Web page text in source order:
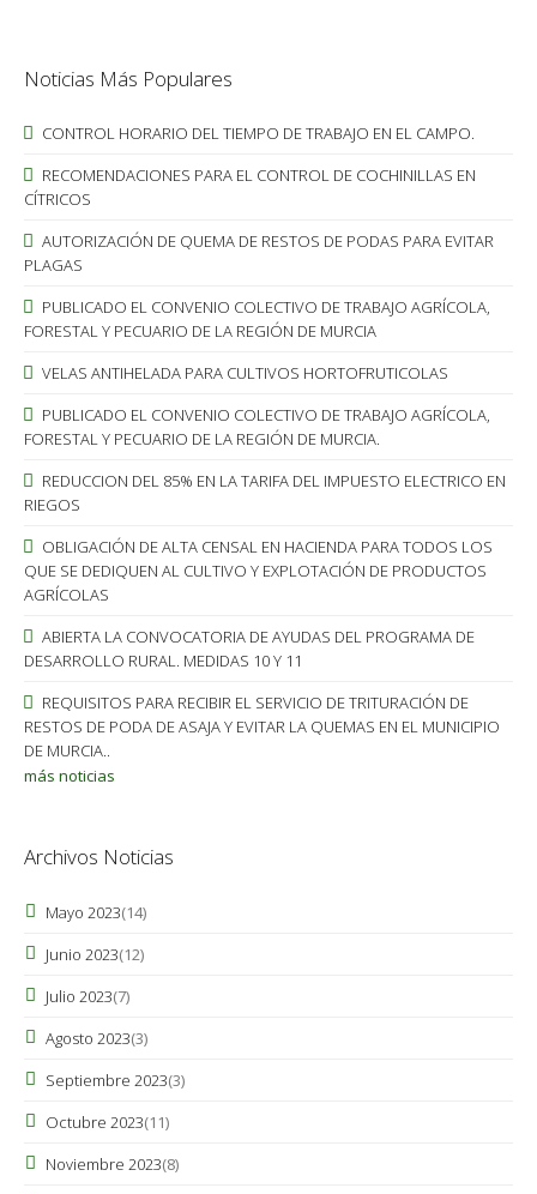
Noticias Más Populares
CONTROL HORARIO DEL TIEMPO DE TRABAJO EN EL CAMPO.
RECOMENDACIONES PARA EL CONTROL DE COCHINILLAS EN
CÍTRICOS
AUTORIZACIÓN DE QUEMA DE RESTOS DE PODAS PARA EVITAR
PLAGAS
PUBLICADO EL CONVENIO COLECTIVO DE TRABAJO AGRÍCOLA,
FORESTAL Y PECUARIO DE LA REGIÓN DE MURCIA
VELAS ANTIHELADA PARA CULTIVOS HORTOFRUTICOLAS
PUBLICADO EL CONVENIO COLECTIVO DE TRABAJO AGRÍCOLA,
FORESTAL Y PECUARIO DE LA REGIÓN DE MURCIA.
REDUCCION DEL 85% EN LA TARIFA DEL IMPUESTO ELECTRICO EN
RIEGOS
OBLIGACIÓN DE ALTA CENSAL EN HACIENDA PARA TODOS LOS
QUE SE DEDIQUEN AL CULTIVO Y EXPLOTACIÓN DE PRODUCTOS
AGRÍCOLAS
ABIERTA LA CONVOCATORIA DE AYUDAS DEL PROGRAMA DE
DESARROLLO RURAL. MEDIDAS 10 Y 11
REQUISITOS PARA RECIBIR EL SERVICIO DE TRITURACIÓN DE
RESTOS DE PODA DE ASAJA Y EVITAR LA QUEMAS EN EL MUNICIPIO
DE MURCIA..
más noticias
Archivos Noticias
Mayo 2023(14)
Junio 2023(12)
Julio 2023(7)
Agosto 2023(3)
Septiembre 2023(3)
Octubre 2023(11)
Noviembre 2023(8)